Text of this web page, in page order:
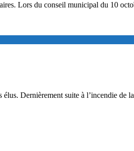
Lors du conseil municipal du 10
Dernièrement suite à l’incendie